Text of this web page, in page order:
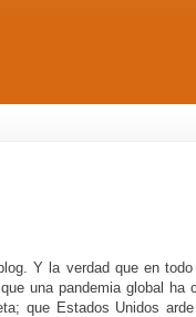
Y la verdad que en
una pandemia global ha
que Estados Unidos